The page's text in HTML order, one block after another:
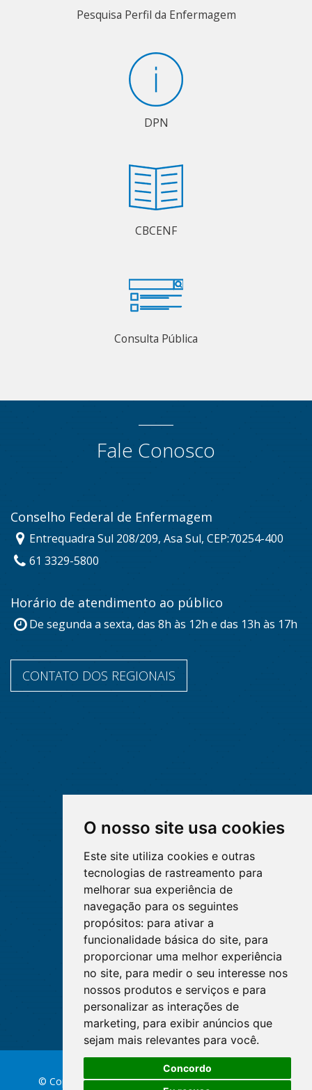
O nosso site usa cookies
Este site utiliza cookies e outras
tecnologias de rastreamento para
melhorar sua experiência de
navegação para os seguintes
propósitos: para ativar a
funcionalidade básica do site, para
proporcionar uma melhor experiência
no site, para medir o seu interesse nos
nossos produtos e serviços e para
personalizar as interações de
marketing, para exibir anúncios que
sejam mais relevantes para você.
Concordo
Pesquisa Perfil da Enfermagem
DPN
CBCENF
Consulta Pública
Fale Conosco
Conselho Federal de Enfermagem
Entrequadra Sul 208/209, Asa Sul, CEP:70254-400
61 3329-5800
Horário de atendimento ao público
De segunda a sexta, das 8h às 12h e das 13h às 17h
CONTATO DOS REGIONAIS
© Copyright 2026 Conselho Federal de Enfermagem